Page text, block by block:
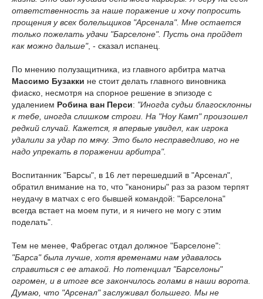
ответственность за наше поражение и хочу попросить
прощения у всех болельщиков "Арсенала". Мне остается
только пожелать удачи "Барселоне". Пусть она пройдет
как можно дальше", - сказал испанец.
По мнению полузащитника, из главного арбитра матча
Массимо Бузакки не стоит делать главного виновника
фиаско, несмотря на спорное решение в эпизоде с
удалением Робина ван Перси: "Иногда судьи благосклонны
к тебе, иногда слишком строги. На "Ноу Камп" произошел
редкий случай. Кажется, я впервые увидел, как игрока
удалили за удар по мячу. Это было несправедливо, но не
надо упрекать в поражении арбитра".
Воспитанник "Барсы", в 16 лет перешедший в "Арсенал",
обратил внимание на то, что "канониры" раз за разом терпят
неудачу в матчах с его бывшей командой: "Барселона"
всегда встает на моем пути, и я ничего не могу с этим
поделать".
Тем не менее, Фабрегас отдал должное "Барселоне":
"Барса" была лучше, хотя временами нам удавалось
справиться с ее атакой. Но потенциал "Барселоны"
огромен, и в итоге все закончилось голами в наши ворота.
Думаю, что "Арсенал" заслуживал большего. Мы не